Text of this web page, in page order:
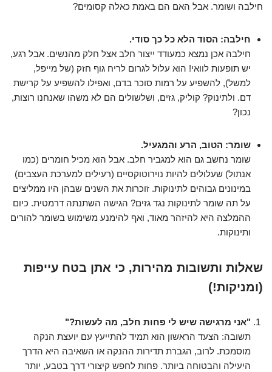
חילבה ושומר. אבל האם הם באמת כאלה קסומים?
חילבה: הסוד הלא כל כך סודי.
חילבה אכן נמצא כמעודד ייצור חלב אצל חלק מהנשים. אבל רגע,
יש תופעות לוואי! הוא עלול לגרום לריח גוף חזק (של מייפל,
למשל), להשפיע על רמות סוכר בדם, ואפילו להשפיע על קרישת
דם. ולתינוק? קוליק, גזים, ושלשולים הם לא משהו שאנחנו רוצות,
נכון?
שומר: הטוב, הרע והמגעיל.
שומר נחשב גם הוא למגביר חלב. אבל הוא מכיל חומרים (כמו
אנתול) שעלולים להיות נוירוטוקסיים (רעילים למערכת העצבים)
במינונים גבוהים לתינוקות. זוכרות את השנים שבהן היו ממליצים
על תה שומר לתינוקות נגד גזים? הגישה השתנתה דרמטית. כיום
ההמלצה היא להיזהר מאוד, ואף להימנע משימוש בשומר להורים
ותינוקות.
שאלות ותשובות מהירות, כי אתן בטח עייפות
(ומניקות!)
"אני מרגישה שיש לי פחות חלב, מה לעשות?"
תשובה: הצעד הראשון הוא תמיד להתייעץ עם יועצת הנקה
מוסמכת. לרוב, הגברת תדירות ההנקה או השאיבה היא הדרך
היעילה והבטוחה ביותר. פחות לחפש קיצורי דרך בטבע, יותר